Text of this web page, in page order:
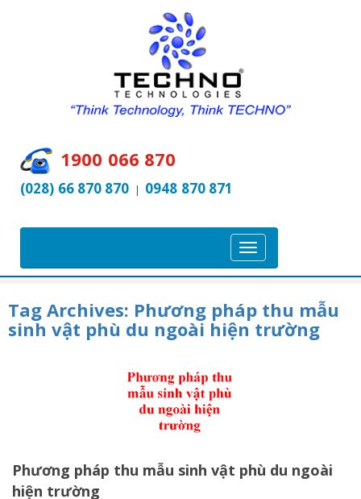
1900 066 870
(028) 66 870 870 | 0948 870 871
T
o
g
l
a
Tag Archives: Phương pháp thu mẫu
sinh vật phù du ngoài hiện trường
Phương pháp thu mẫu sinh vật phù du ngoài
hiện trường